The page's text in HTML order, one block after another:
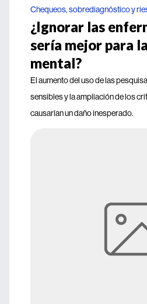
Chequeos, sobrediagnóstico y
¿Ignorar las
sería mejor para
mental?
El aumento del uso de las
sensibles y la ampliación de los
causarían un daño inesperado.